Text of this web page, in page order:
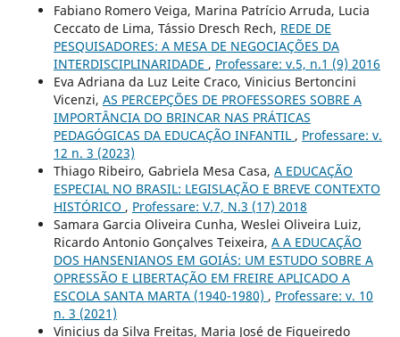
Fabiano Romero Veiga, Marina Patrício Arruda, Lucia
Ceccato de Lima, Tássio Dresch Rech, REDE DE
PESQUISADORES: A MESA DE NEGOCIAÇÕES DA
INTERDISCIPLINARIDADE , Professare: v.5, n.1 (9) 2016
Eva Adriana da Luz Leite Craco, Vinicius Bertoncini
Vicenzi, AS PERCEPÇÕES DE PROFESSORES SOBRE A
IMPORTÂNCIA DO BRINCAR NAS PRÁTICAS
PEDAGÓGICAS DA EDUCAÇÃO INFANTIL , Professare: v.
12 n. 3 (2023)
Thiago Ribeiro, Gabriela Mesa Casa, A EDUCAÇÃO
ESPECIAL NO BRASIL: LEGISLAÇÃO E BREVE CONTEXTO
HISTÓRICO , Professare: V.7, N.3 (17) 2018
Samara Garcia Oliveira Cunha, Weslei Oliveira Luiz,
Ricardo Antonio Gonçalves Teixeira, A A EDUCAÇÃO
DOS HANSENIANOS EM GOIÁS: UM ESTUDO SOBRE A
OPRESSÃO E LIBERTAÇÃO EM FREIRE APLICADO A
ESCOLA SANTA MARTA (1940-1980) , Professare: v. 10
n. 3 (2021)
Vinicius da Silva Freitas, Maria José de Figueiredo